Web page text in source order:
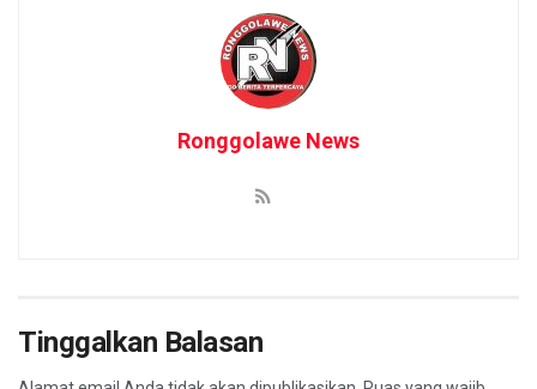
Ronggolawe News
Tinggalkan Balasan